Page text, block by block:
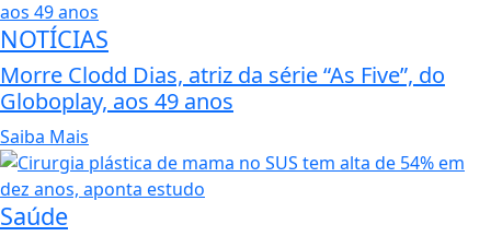
NOTÍCIAS
Morre Clodd Dias, atriz da série “As Five”, do
Globoplay, aos 49 anos
Saiba Mais
Saúde